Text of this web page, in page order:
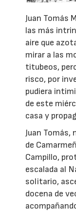
Juan Tomás
las más
aire que
mirar a las
titubeos,
risco, por
pudiera
de este
casa y
Juan Tomás,
de
Campillo,
escalada al
solitario,
docena de